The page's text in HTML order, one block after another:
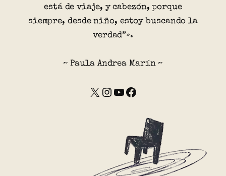
está de viaje, y cabezón, porque
siempre, desde niño, estoy buscando la
verdad”».
~ Paula Andrea Marín ~
X Instagram YouTube Facebook